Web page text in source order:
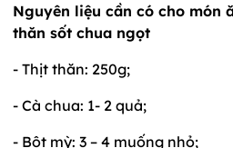
Nguyên liệu cần có cho món
thăn sốt chua ngọt
- Thịt thăn: 250g;
- Cà chua: 1- 2 quả;
- Bột mỳ: 3 – 4 muống nhỏ;